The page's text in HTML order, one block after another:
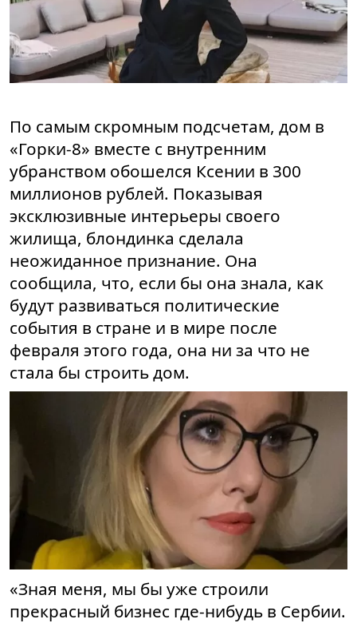
По самым скромным подсчетам, дом в
«Горки-8» вместе с внутренним
убранством обошелся Ксении в 300
миллионов рублей. Показывая
эксклюзивные интерьеры своего
жилища, блондинка сделала
неожиданное признание. Она
сообщила, что, если бы она знала, как
будут развиваться политические
события в стране и в мире после
февраля этого года, она ни за что не
стала бы строить дом.
«Зная меня, мы бы уже строили
прекрасный бизнес где-нибудь в Сербии.